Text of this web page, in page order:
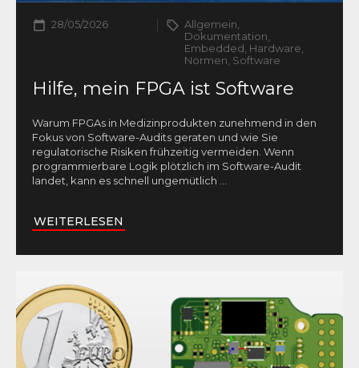
28/05/2026
Allgemein,
Dokumentation,
Embedded, Hardware,
Normen, Software
Hilfe, mein FPGA ist Software
Warum FPGAs in Medizinprodukten zunehmend in den
Fokus von Software-Audits geraten und wie Sie
regulatorische Risiken frühzeitig vermeiden. Wenn
programmierbare Logik plötzlich im Software-Audit
landet, kann es schnell ungemütlich
WEITERLESEN